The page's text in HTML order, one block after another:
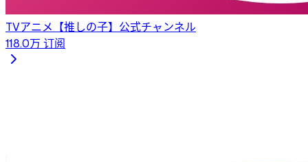
TVアニメ【推しの子】公式チャンネル
118.0万 订阅